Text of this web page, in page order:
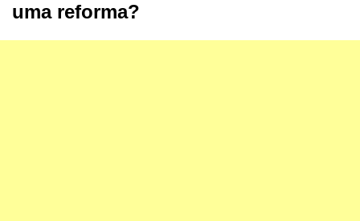
uma reforma?